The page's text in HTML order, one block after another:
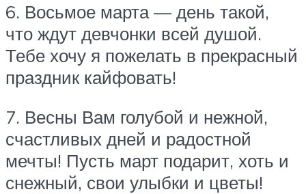
6. Восьмое марта — день такой,
что ждут девчонки всей душой.
Тебе хочу я пожелать в прекрасный
праздник кайфовать!
7. Весны Вам голубой и нежной,
счастливых дней и радостной
мечты! Пусть март подарит, хоть и
снежный, свои улыбки и цветы!